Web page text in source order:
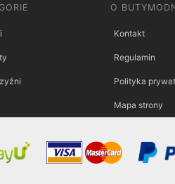
O
Kontakt
Regulamin
Polityka
Mapa strony